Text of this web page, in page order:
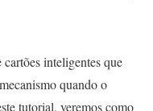
inteligentes que
quando o
tutorial, veremos como